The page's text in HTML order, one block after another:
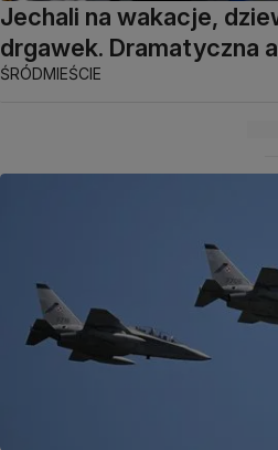
Jechali na wakacje,
drgawek. Dramatyczna
ŚRÓDMIEŚCIE